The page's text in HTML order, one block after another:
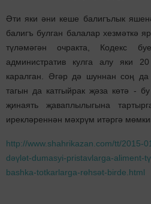
Әти яки әни кеше балигълык
балигъ булган балалар хезмәткә
түләмәгән очракта, Кодекс
административ кулга алу яки
каралган. Әгәр дә шуннан соң да
тагын да катгыйрак җәза көтә -
җинаять җаваплылыгына
ирекләреннән мәхрүм итәргә
http://www.shahrikazan.com/tt/2015-
dәүlәt-dumasyi-pristavlarga-aliment-
bashka-totkarlarga-rөhsәt-birde.html